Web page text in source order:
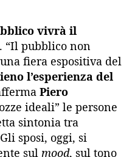
vivrà il
. “Il pubblico non
fiera espositiva del
l’esperienza del
Piero
ideali” le persone
sintonia tra
sposi, oggi, si
sul mood, sul tono